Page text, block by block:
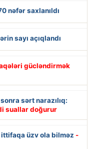
nəfər saxlanıldı
sayı açıqlandı
gücləndirmək
sərt narazılıq:
suallar doğurur
üzv ola bilməz -